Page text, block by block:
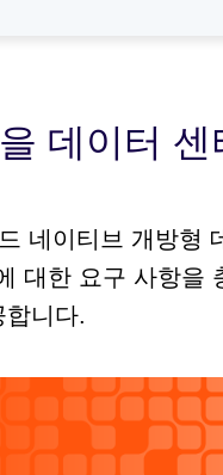
데이터 센
네이티브 개방형
대한 요구 사항을
니다.